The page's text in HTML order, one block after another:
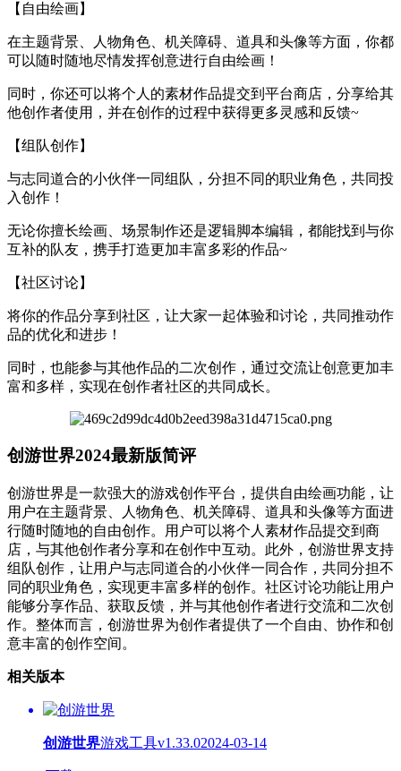
【自由绘画】
在主题背景、人物角色、机关障碍、道具和头像等方面，你都
可以随时随地尽情发挥创意进行自由绘画！
同时，你还可以将个人的素材作品提交到平台商店，分享给其
他创作者使用，并在创作的过程中获得更多灵感和反馈~
【组队创作】
与志同道合的小伙伴一同组队，分担不同的职业角色，共同投
入创作！
无论你擅长绘画、场景制作还是逻辑脚本编辑，都能找到与你
互补的队友，携手打造更加丰富多彩的作品~
【社区讨论】
将你的作品分享到社区，让大家一起体验和讨论，共同推动作
品的优化和进步！
同时，也能参与其他作品的二次创作，通过交流让创意更加丰
富和多样，实现在创作者社区的共同成长。
创游世界2024最新版简评
创游世界是一款强大的游戏创作平台，提供自由绘画功能，让
用户在主题背景、人物角色、机关障碍、道具和头像等方面进
行随时随地的自由创作。用户可以将个人素材作品提交到商
店，与其他创作者分享和在创作中互动。此外，创游世界支持
组队创作，让用户与志同道合的小伙伴一同合作，共同分担不
同的职业角色，实现更丰富多样的创作。社区讨论功能让用户
能够分享作品、获取反馈，并与其他创作者进行交流和二次创
作。整体而言，创游世界为创作者提供了一个自由、协作和创
意丰富的创作空间。
相关版本
创游世界游戏工具v1.33.02024-03-14